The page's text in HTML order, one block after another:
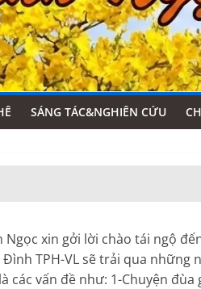
SÁNG TÁC&NGHIÊN CỨU
xin gởi lời chào tái ngộ đến
TPH-VL sẽ trải qua những
các vấn đề như: 1-Chuyện